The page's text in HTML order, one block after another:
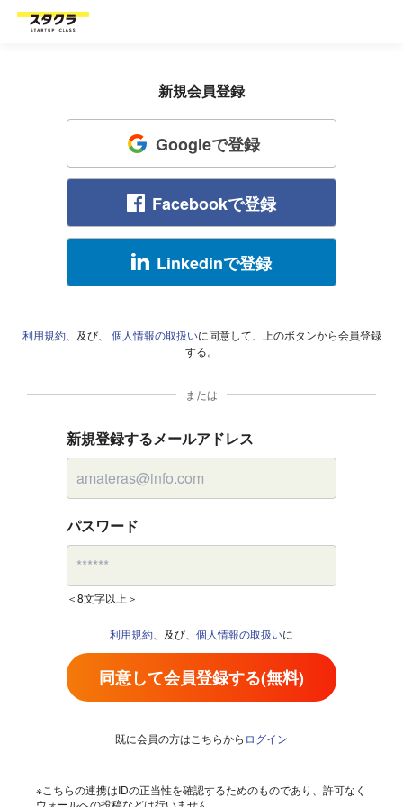
新規会員登録
Googleで登録
Facebookで登録
Linkedinで登録
利用規約、及び、 個人情報の取扱いに同意して、上のボタンから会員登録
する。
または
新規登録するメールアドレス
パスワード
＜8文字以上＞
利用規約 、及び、 個人情報の取扱いに
同意して会員登録する(無料)
既に会員の方はこちらから ログイン
※こちらの連携はIDの正当性を確認するためのものであり、許可なく
ウォールへの投稿などは行いません。